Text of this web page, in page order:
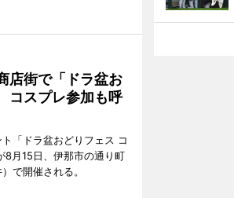
店街で「ドラ盆お
スプレ参加も呼
「ドラ盆おどりフェス コ
8月15日、伊那市の通り町
で開催される。